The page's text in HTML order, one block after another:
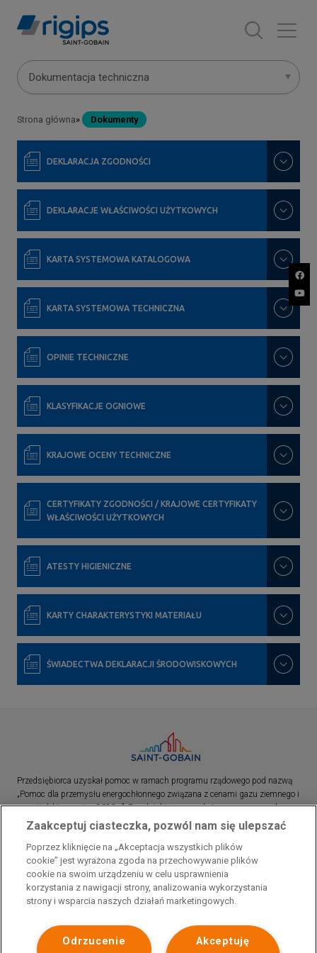
Main
navigation
submenu
Dokumentacja techniczna
Ścieżka
nawigacyjna
Strona główna Dokumenty
DEKLARACJA ZGODNOŚCI
DEKLARACJE WŁAŚCIWOŚCI UŻYTKOWYCH
KARTA SYSTEMOWA KATALOGOWA
KARTA SYSTEMOWA TECHNICZNA
OPINIE TECHNICZNE
KLASYFIKACJE OGNIOWE
KRAJOWE OCENY TECHNICZNE
CERTYFIKATY ZGODNOŚCI / KRAJOWE CERTYFIKATY
WŁAŚCIWOŚCI UŻYTKOWYCH
ATESTY HIGIENICZNE
KARTY CHARAKTERYSTYKI MATERIAŁU
ŚWIADECTWA DEKLARACJI ŚRODOWISKOWYCH
Przedsiębiorca uzyskał pomoc w ramach programu rządowego pod nazwą
„Pomoc dla przemysłu energochłonnego związana z cenami gazu ziemnego i
energii elektrycznej w 2023 r.”. Przedsiębiorca uzyskał pomoc w ramach
programu rządowego pod nazwą: „Pomoc dla sektorów energochłonnych
związana z nagłymi wzrostami cen gazu ziemnego i energii elektrycznej w
2022 r.”
Zaakceptuj ciasteczka, pozwól nam się ulepszać
Poprzez kliknięcie na „Akceptacja wszystkich plików
cookie” jest wyrażona zgoda na przechowywanie plików
cookie na swoim urządzeniu w celu usprawnienia
korzystania z nawigacji strony, analizowania wykorzystania
strony i wsparcia naszych działań marketingowych.
Akceptuję
Odrzucenie